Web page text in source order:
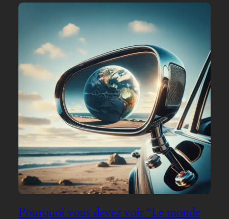
Pourquoi vous devez voir “Le monde